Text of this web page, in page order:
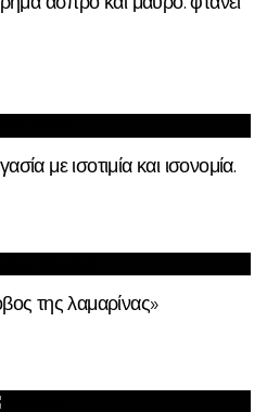
με ισοτιμία και ισονομία.
της λαμαρίνας»